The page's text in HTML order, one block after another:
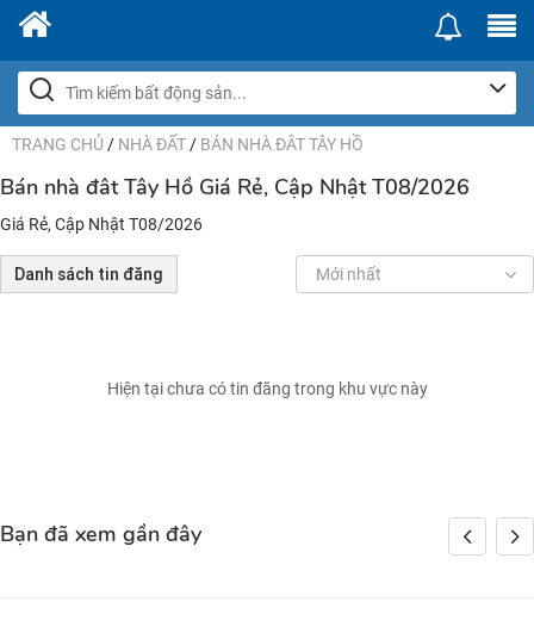
TRANG CHỦ / NHÀ ĐẤT / BÁN NHÀ ĐÂT TÂY HỒ
Bán nhà đât Tây Hồ Giá Rẻ, Cập Nhật T08/2026
Giá Rẻ, Cập Nhật T08/2026
Danh sách tin đăng Mới nhất
Hiện tại chưa có tin đăng trong khu vực này
Bạn đã xem gần đây